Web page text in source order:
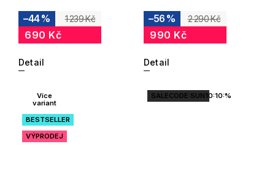
1 239 Kč
–44 %
690 Kč
Detail
2 290 Kč
–56 %
990 Kč
Detail
Více
variant
BESTSELLER
VÝPRODEJ
SALECODE:SUN10:10:%